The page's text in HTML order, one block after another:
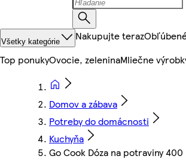
Všetky kategórie Nakupujte teraz
Top ponukyOvocie, zeleninaMliečne
Domov a zábava
Potreby do domácnosti
Kuchyňa
Go Cook Dóza na potraviny 400